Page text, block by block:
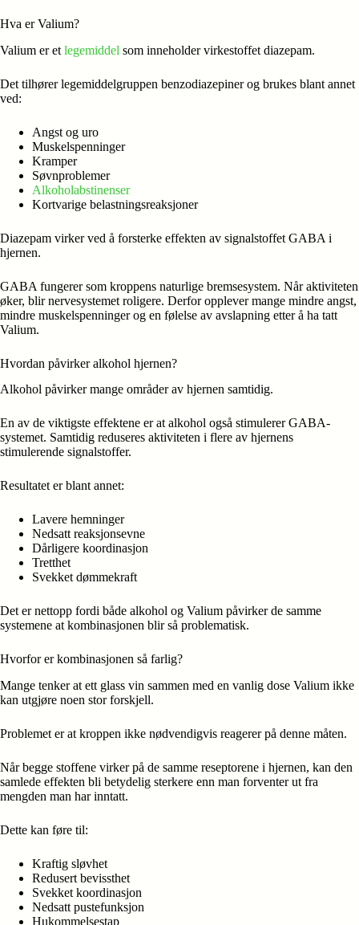
Hva er Valium?
Valium er et legemiddel som inneholder virkestoffet diazepam.
Det tilhører legemiddelgruppen benzodiazepiner og brukes blant annet
ved:
Angst og uro
Muskelspenninger
Kramper
Søvnproblemer
Alkoholabstinenser
Kortvarige belastningsreaksjoner
Diazepam virker ved å forsterke effekten av signalstoffet GABA i
hjernen.
GABA fungerer som kroppens naturlige bremsesystem. Når aktiviteten
øker, blir nervesystemet roligere. Derfor opplever mange mindre angst,
mindre muskelspenninger og en følelse av avslapning etter å ha tatt
Valium.
Hvordan påvirker alkohol hjernen?
Alkohol påvirker mange områder av hjernen samtidig.
En av de viktigste effektene er at alkohol også stimulerer GABA-
systemet. Samtidig reduseres aktiviteten i flere av hjernens
stimulerende signalstoffer.
Resultatet er blant annet:
Lavere hemninger
Nedsatt reaksjonsevne
Dårligere koordinasjon
Tretthet
Svekket dømmekraft
Det er nettopp fordi både alkohol og Valium påvirker de samme
systemene at kombinasjonen blir så problematisk.
Hvorfor er kombinasjonen så farlig?
Mange tenker at ett glass vin sammen med en vanlig dose Valium ikke
kan utgjøre noen stor forskjell.
Problemet er at kroppen ikke nødvendigvis reagerer på denne måten.
Når begge stoffene virker på de samme reseptorene i hjernen, kan den
samlede effekten bli betydelig sterkere enn man forventer ut fra
mengden man har inntatt.
Dette kan føre til:
Kraftig sløvhet
Redusert bevissthet
Svekket koordinasjon
Nedsatt pustefunksjon
Hukommelsestap